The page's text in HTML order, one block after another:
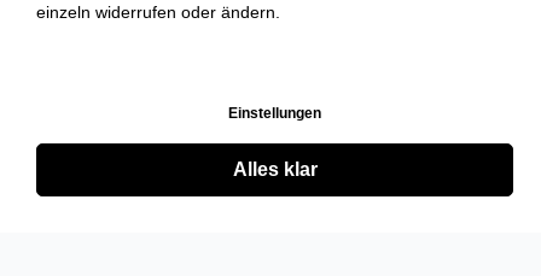
einzeln widerrufen oder ändern.
Einstellungen
Alles klar